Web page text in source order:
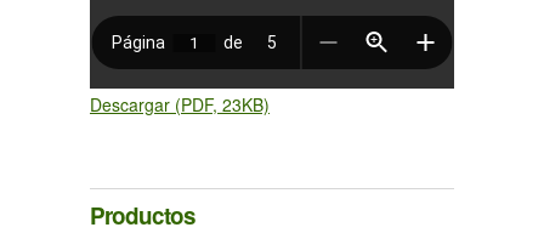
Descargar (PDF, 23KB)
Productos